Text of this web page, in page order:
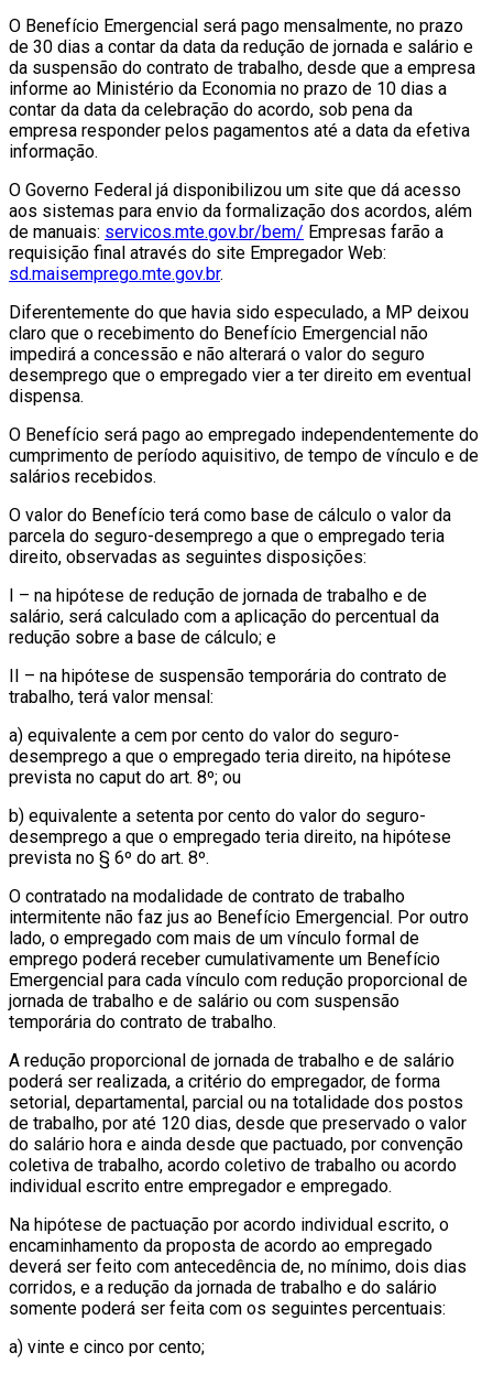
O Benefício Emergencial será pago mensalmente, no prazo
de 30 dias a contar da data da redução de jornada e salário e
da suspensão do contrato de trabalho, desde que a empresa
informe ao Ministério da Economia no prazo de 10 dias a
contar da data da celebração do acordo, sob pena da
empresa responder pelos pagamentos até a data da efetiva
informação.
O Governo Federal já disponibilizou um site que dá acesso
aos sistemas para envio da formalização dos acordos, além
de manuais: servicos.mte.gov.br/bem/ Empresas farão a
requisição final através do site Empregador Web:
sd.maisemprego.mte.gov.br.
Diferentemente do que havia sido especulado, a MP deixou
claro que o recebimento do Benefício Emergencial não
impedirá a concessão e não alterará o valor do seguro
desemprego que o empregado vier a ter direito em eventual
dispensa.
O Benefício será pago ao empregado independentemente do
cumprimento de período aquisitivo, de tempo de vínculo e de
salários recebidos.
O valor do Benefício terá como base de cálculo o valor da
parcela do seguro-desemprego a que o empregado teria
direito, observadas as seguintes disposições:
I – na hipótese de redução de jornada de trabalho e de
salário, será calculado com a aplicação do percentual da
redução sobre a base de cálculo; e
II – na hipótese de suspensão temporária do contrato de
trabalho, terá valor mensal:
a) equivalente a cem por cento do valor do seguro-
desemprego a que o empregado teria direito, na hipótese
prevista no caput do art. 8º; ou
b) equivalente a setenta por cento do valor do seguro-
desemprego a que o empregado teria direito, na hipótese
prevista no § 6º do art. 8º.
O contratado na modalidade de contrato de trabalho
intermitente não faz jus ao Benefício Emergencial. Por outro
lado, o empregado com mais de um vínculo formal de
emprego poderá receber cumulativamente um Benefício
Emergencial para cada vínculo com redução proporcional de
jornada de trabalho e de salário ou com suspensão
temporária do contrato de trabalho.
A redução proporcional de jornada de trabalho e de salário
poderá ser realizada, a critério do empregador, de forma
setorial, departamental, parcial ou na totalidade dos postos
de trabalho, por até 120 dias, desde que preservado o valor
do salário hora e ainda desde que pactuado, por convenção
coletiva de trabalho, acordo coletivo de trabalho ou acordo
individual escrito entre empregador e empregado.
Na hipótese de pactuação por acordo individual escrito, o
encaminhamento da proposta de acordo ao empregado
deverá ser feito com antecedência de, no mínimo, dois dias
corridos, e a redução da jornada de trabalho e do salário
somente poderá ser feita com os seguintes percentuais:
a) vinte e cinco por cento;